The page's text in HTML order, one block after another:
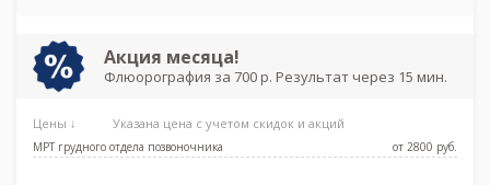
Акция месяца!
Флюорография за 700 р. Результат через 15 мин.
Цены ↓ Указана цена с учетом скидок и акций
МРТ грудного отдела позвоночника от 2800 pуб.